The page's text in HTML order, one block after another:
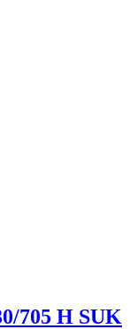
705 H SUK